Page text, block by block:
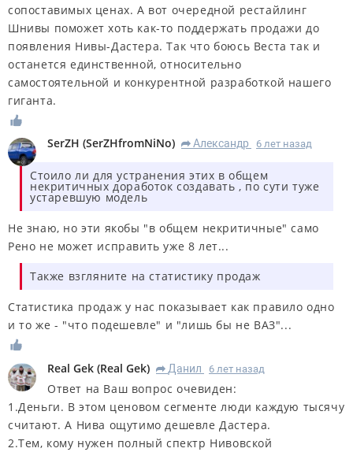
сопоставимых ценах. А вот очередной рестайлинг
Шнивы поможет хоть как-то поддержать продажи до
появления Нивы-Дастера. Так что боюсь Веста так и
останется единственной, относительно
самостоятельной и конкурентной разработкой нашего
гиганта.
SerZH (SerZHfromNiNo) R Александр 6 лет назад
Стоило ли для устранения этих в общем
некритичных доработок создавать , по сути туже
устаревшую модель
Не знаю, но эти якобы "в общем некритичные" само
Рено не может исправить уже 8 лет...
Также взгляните на статистику продаж
Статистика продаж у нас показывает как правило одно
и то же - "что подешевле" и "лишь бы не ВАЗ"...
Real Gek (Real Gek) R Данил 6 лет назад
Ответ на Ваш вопрос очевиден:
1.Деньги. В этом ценовом сегменте люди каждую тысячу
считают. А Нива ощутимо дешевле Дастера.
2.Тем, кому нужен полный спектр Нивовской